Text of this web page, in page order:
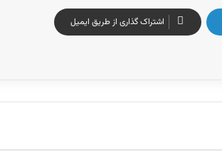
اشتراک گذاری از طریق ایمیل